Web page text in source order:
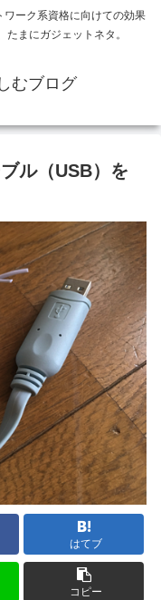
ーク系資格に向けての効果
まにガジェットネタ。
むブログ
ル（USB）を
はてブ
コピー